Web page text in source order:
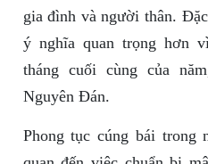
gia đình và người thân.
ý nghĩa quan trọng hơn
tháng cuối cùng của
Nguyên Đán.
Phong tục cúng bái trong